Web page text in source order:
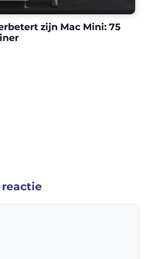
zijn Mac Mini: 75
reactie